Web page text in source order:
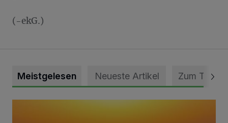
(-ekG.)
Meistgelesen Neueste Artikel Zum Thema
Die schönsten Sommermomente gesucht